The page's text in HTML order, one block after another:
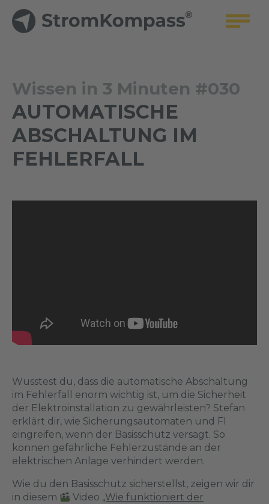
Wissen in 3 Minuten #030
AUTOMATISCHE
ABSCHALTUNG IM
FEHLERFALL
Wusstest du, dass die automatische Abschaltung
im Fehlerfall enorm wichtig ist, um die Sicherheit
der Elektroinstallation zu gewährleisten? Stefan
erklärt dir, wie Sicherungsautomaten und FI
eingreifen, wenn der Basisschutz versagt. So
können gefährliche Fehlerzustände an der
elektrischen Anlage verhindert werden.
Wie du den Basisschutz sicherstellst, zeigen wir dir
in diesem
Video „Wie funktioniert der